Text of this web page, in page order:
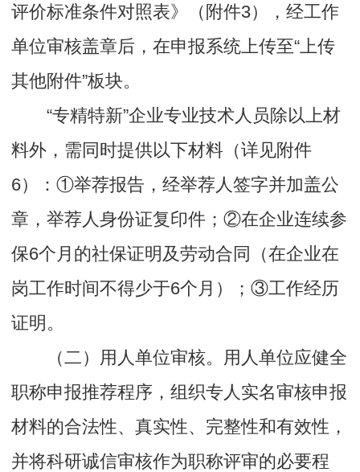
评价标准条件对照表》（附件3），经工作
单位审核盖章后，在申报系统上传至“上传
其他附件”板块。
“专精特新”企业专业技术人员除以上材
料外，需同时提供以下材料（详见附件
6）：①举荐报告，经举荐人签字并加盖公
章，举荐人身份证复印件；②在企业连续参
保6个月的社保证明及劳动合同（在企业在
岗工作时间不得少于6个月）；③工作经历
证明。
（二）用人单位审核。用人单位应健全
职称申报推荐程序，组织专人实名审核申报
材料的合法性、真实性、完整性和有效性，
并将科研诚信审核作为职称评审的必要程